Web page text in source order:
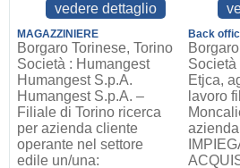
vedere dettaglio
MAGAZZINIERE
Borgaro Torinese, Torino
Società : Humangest
Humangest S.p.A.
Humangest S.p.A. –
Filiale di Torino ricerca
per azienda cliente
operante nel settore
edile un/una:
Back
Società
Etjca,
lavoro